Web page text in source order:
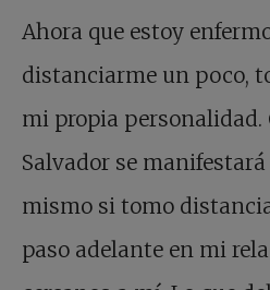
Ahora que estoy
distanciarme un poco,
mi propia personalidad.
Salvador se
mismo si tomo
paso adelante en mi